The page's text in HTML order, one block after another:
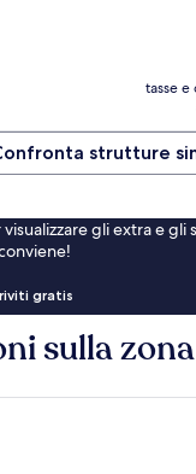
tasse e
strutture
gli extra e gli
gratis
sulla zona